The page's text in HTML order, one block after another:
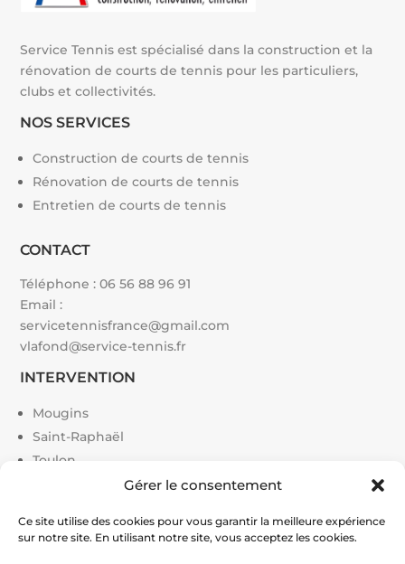
Gérer le consentement
Ce site utilise des cookies pour vous garantir la meilleure expérience
sur notre site. En utilisant notre site, vous acceptez les cookies.
Service Tennis est spécialisé dans la construction et la
rénovation de courts de tennis pour les particuliers,
clubs et collectivités.
NOS SERVICES
Construction de courts de tennis
Rénovation de courts de tennis
Entretien de courts de tennis
CONTACT
Téléphone :06 56 88 96 91
Email :
servicetennisfrance@gmail.com
vlafond@service-tennis.fr
INTERVENTION
Mougins
Saint-Raphaël
Toulon
Monaco